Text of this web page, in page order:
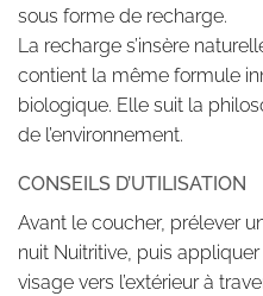
sous forme de recharge.
La recharge s’insère
contient la même formule
biologique. Elle suit la
de l’environnement.
CONSEILS D’UTILISATION
Avant le coucher, prélever
nuit Nuitritive, puis
visage vers l’extérieur à